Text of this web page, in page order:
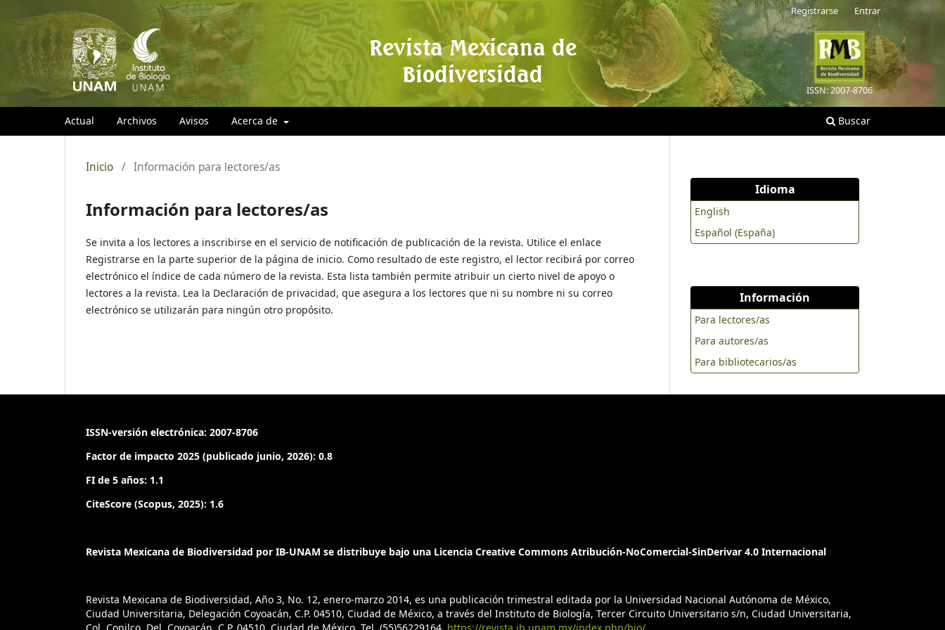
Revista Mexicana de
Biodiversidad
ISSN: 2007-8706
Actual Archivos Avisos Acerca de Buscar
Registrarse Entrar
Inicio / Información para lectores/as
Información para lectores/as
Se invita a los lectores a inscribirse en el servicio de notificación de publicación de la revista. Utilice el enlace
Registrarse en la parte superior de la página de inicio. Como resultado de este registro, el lector recibirá por correo
electrónico el índice de cada número de la revista. Esta lista también permite atribuir un cierto nivel de apoyo o
lectores a la revista. Lea la Declaración de privacidad, que asegura a los lectores que ni su nombre ni su correo
electrónico se utilizarán para ningún otro propósito.
Idioma
English
Español (España)
Información
Para lectores/as
Para autores/as
Para bibliotecarios/as
ISSN-versión electrónica: 2007-8706
Factor de impacto 2025 (publicado junio, 2026): 0.8
FI de 5 años: 1.1
CiteScore (Scopus, 2025): 1.6
Revista Mexicana de Biodiversidad por IB-UNAM se distribuye bajo una Licencia Creative Commons Atribución-NoComercial-SinDerivar 4.0 Internacional
Revista Mexicana de Biodiversidad, Año 3, No. 12, enero-marzo 2014, es una publicación trimestral editada por la Universidad Nacional Autónoma de México,
Ciudad Universitaria, Delegación Coyoacán, C.P. 04510, Ciudad de México, a través del Instituto de Biología, Tercer Circuito Universitario s/n, Ciudad Universitaria,